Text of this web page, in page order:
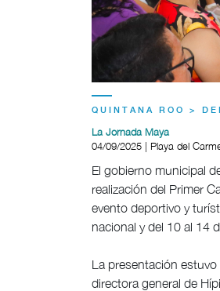
QUINTANA ROO >
La Jornada Maya
04/09/2025 | Playa del
El gobierno municipal
realización del Primer
evento deportivo y
nacional y del 10 al 14
La presentación estuvo
directora general de